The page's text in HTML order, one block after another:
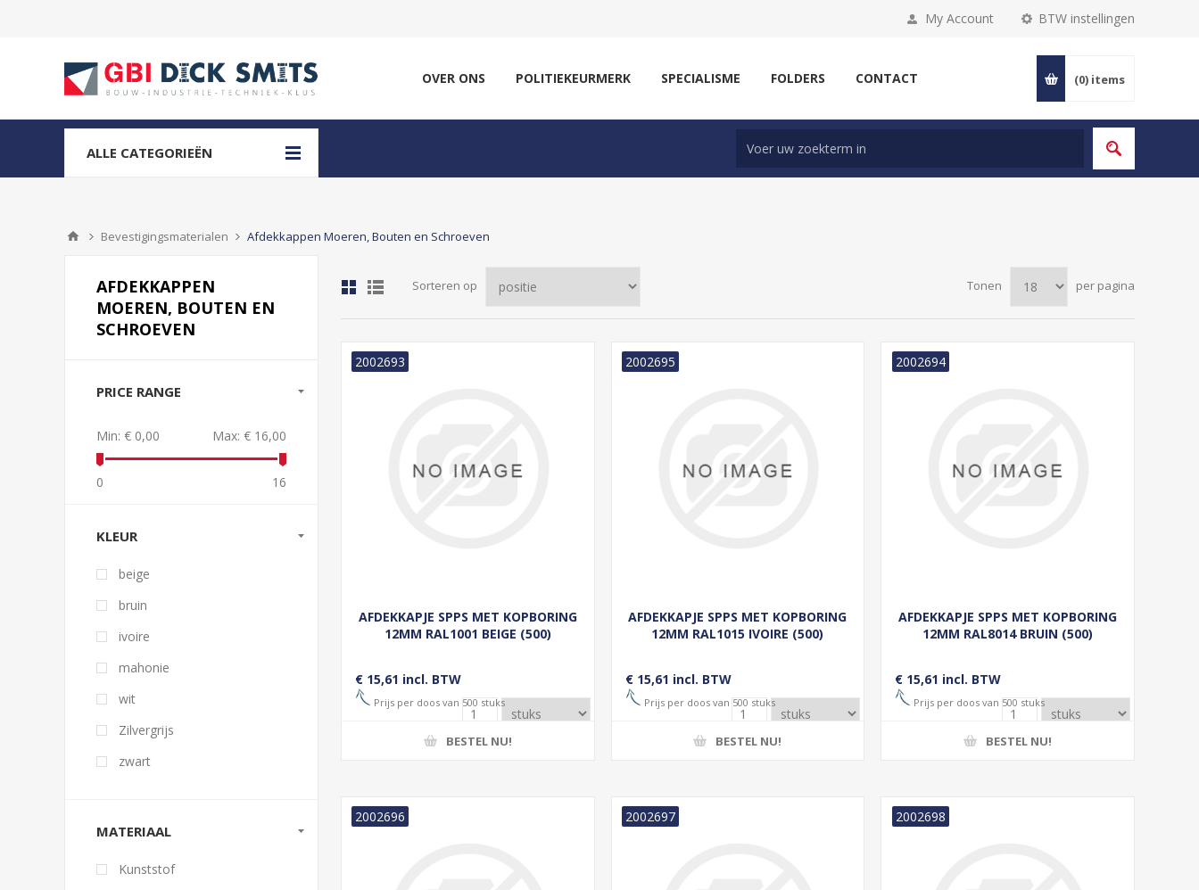
BTW instellingen
My Account
OVER ONS POLITIEKEURMERK SPECIALISME FOLDERS CONTACT (0) items
ALLE CATEGORIEËN
Bevestigingsmaterialen Afdekkappen Moeren, Bouten en Schroeven
Sorteren op Tonen per pagina
AFDEKKAPJE SPPS MET KOPBORING
12MM RAL1001 BEIGE (500)
2002693
€ 15,61 incl. BTW
Prijs per doos van 500 stuks
BESTEL NU!
AFDEKKAPJE SPPS MET KOPBORING
12MM RAL1015 IVOIRE (500)
2002695
€ 15,61 incl. BTW
Prijs per doos van 500 stuks
BESTEL NU!
AFDEKKAPJE SPPS MET KOPBORING
12MM RAL8014 BRUIN (500)
2002694
€ 15,61 incl. BTW
Prijs per doos van 500 stuks
BESTEL NU!
2002696 2002697 2002698
AFDEKKAPPEN
MOEREN, BOUTEN EN
SCHROEVEN
PRICE RANGE
Min: € 0,00 Max: € 16,00
0 16
KLEUR
beige
bruin
ivoire
mahonie
wit
Zilvergrijs
zwart
MATERIAAL
Kunststof